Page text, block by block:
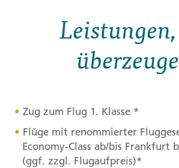
Zug zum Flug 1. Klasse *
Flüge mit renommierter
Economy-Class ab/bis Frankfurt
(ggf. zzgl. Flugaufpreis)*